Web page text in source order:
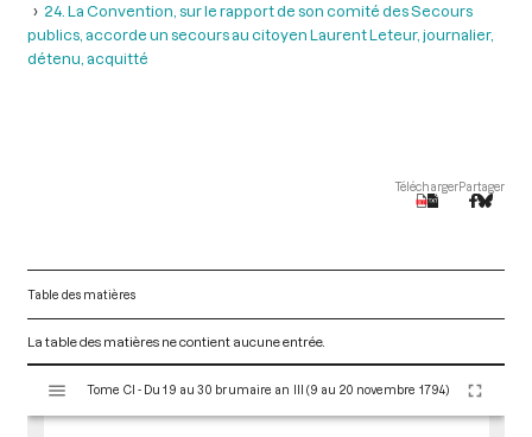
24. La Convention, sur le rapport de son comité des Secours
publics, accorde un secours au citoyen Laurent Leteur, journalier,
détenu, acquitté
TéléchargerPartager
Table des matières
La table des matières ne contient aucune entrée.
s
Tome CI - Du 19 au 30 brumaire an III (9 au 20 novembre 1794)